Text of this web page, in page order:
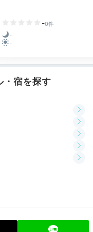
の体にじんわり染
能なので、仲居さ
-0件
-
-
・宿を探す